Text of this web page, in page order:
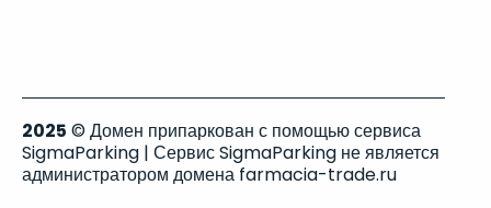
2025 © Домен припаркован с помощью сервиса
SigmaParking | Сервис SigmaParking не является
администратором домена farmacia-trade.ru